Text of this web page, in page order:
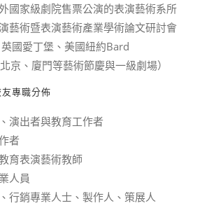
國家級劇院售票公演的表演藝術系所
藝術暨表演藝術產業學術論文研討會
國愛丁堡、美國紐約Bard
京、廈門等藝術節慶與一級劇場）
專職分佈
演出者與教育工作者
者
育表演藝術教師
人員
行銷專業人士、製作人、策展人